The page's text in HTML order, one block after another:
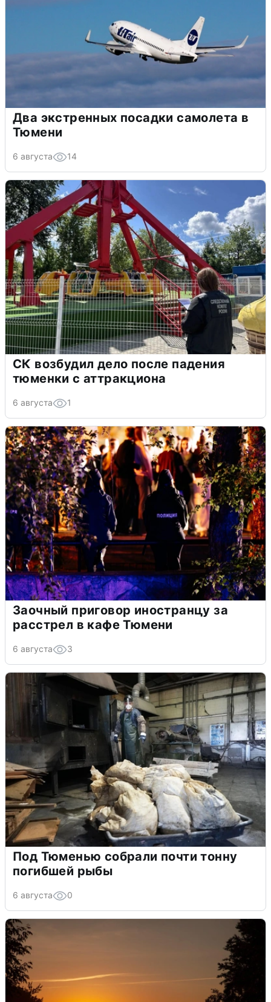
Два экстренных посадки самолета в
Тюмени
6 августа 14
СК возбудил дело после падения
тюменки с аттракциона
6 августа 1
Заочный приговор иностранцу за
расстрел в кафе Тюмени
6 августа 3
Под Тюменью собрали почти тонну
погибшей рыбы
6 августа 0